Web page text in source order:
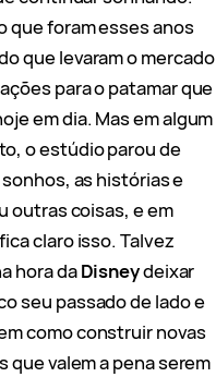
que foram esses anos
que levaram o mercado
para o patamar que
em dia. Mas em algum
o estúdio parou de
as histórias e
outras coisas, e em
fica claro isso. Talvez
hora daDisneydeixar
seu passado de lado e
como construir novas
que valem a pena serem